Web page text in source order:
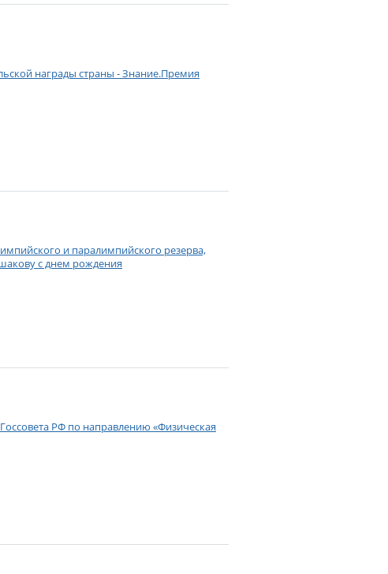
награды страны - Знание.Премия
и паралимпийского резерва,
с днем рождения
РФ по направлению «Физическая